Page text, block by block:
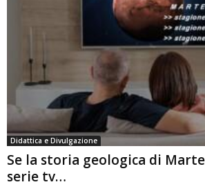
Didattica e Divulgazione
Se la storia geologica di
serie tv…